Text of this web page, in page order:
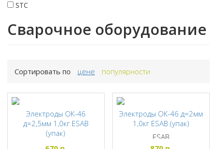
STC
Сварочное оборудование
Сортировать по цене популярности
Электроды ОК-46
д=2,5мм 1,0кг ESAB
(упак)
ESAB
Электроды ОК-46 д=2мм
1,0кг ESAB (упак)
ESAB